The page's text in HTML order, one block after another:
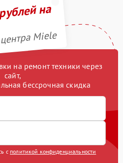
на
Miele
на ремонт техники через
сайт,
бессрочная скидка
с политикой конфиденциальности